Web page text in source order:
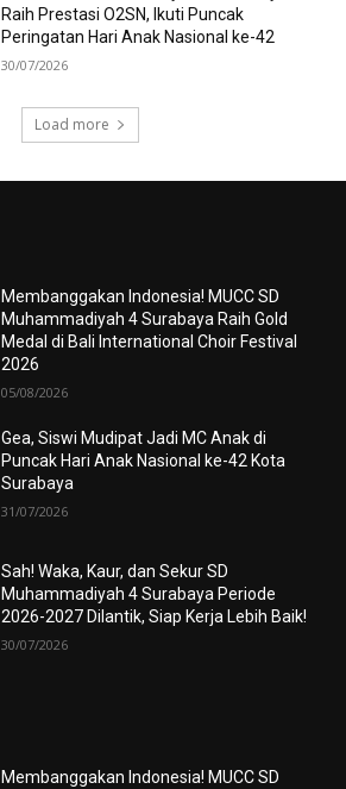
Raih Prestasi O2SN, Ikuti Puncak
Peringatan Hari Anak Nasional ke-42
30/07/2026
Load more
Membanggakan Indonesia! MUCC SD
Muhammadiyah 4 Surabaya Raih Gold
Medal di Bali International Choir Festival
2026
05/08/2026
Gea, Siswi Mudipat Jadi MC Anak di
Puncak Hari Anak Nasional ke-42 Kota
Surabaya
31/07/2026
Sah! Waka, Kaur, dan Sekur SD
Muhammadiyah 4 Surabaya Periode
2026-2027 Dilantik, Siap Kerja Lebih Baik!
30/07/2026
Membanggakan Indonesia! MUCC SD